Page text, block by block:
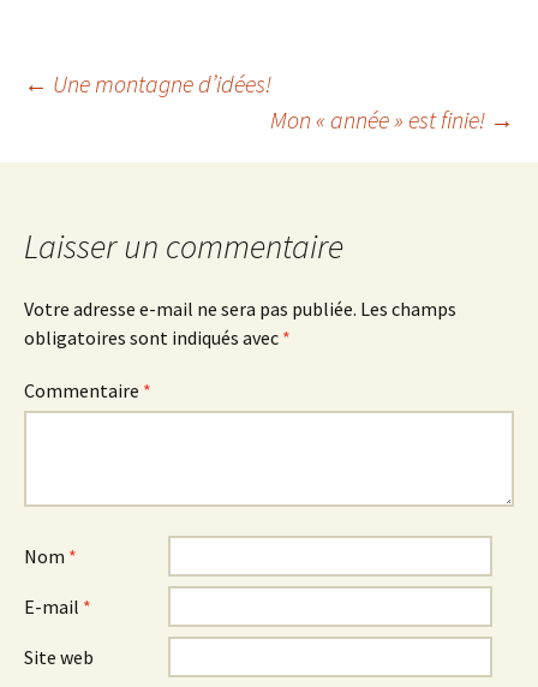
Navigation
des
articles
← Une montagne d’idées!
Mon « année » est finie! →
Laisser un commentaire
Votre adresse e-mail ne sera pas publiée. Les champs
obligatoires sont indiqués avec *
Commentaire *
Nom *
E-mail *
Site web